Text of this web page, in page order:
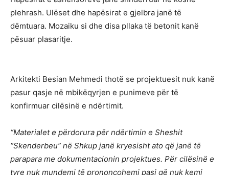
plehrash. Ulëset dhe hapësirat e gjelbra janë të
dëmtuara. Mozaiku si dhe disa pllaka të betonit kanë
pësuar plasaritje.
Arkitekti Besian Mehmedi thotë se projektuesit nuk kanë
pasur qasje në mbikëqyrjen e punimeve për të
konfirmuar cilësinë e ndërtimit.
“Materialet e përdorura për ndërtimin e Sheshit
“Skenderbeu” në Shkup janë kryesisht ato që janë të
parapara me dokumentacionin projektues. Për cilësinë e
tyre nuk mundemi të prononcohemi pasi që nuk kemi